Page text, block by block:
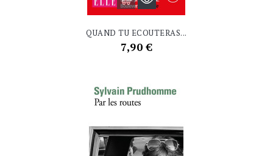
QUAND TU ECOUTERAS...
Prix
7,90 €